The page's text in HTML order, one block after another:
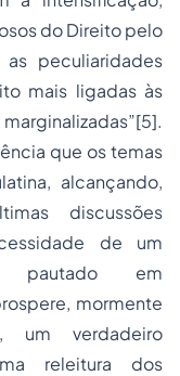
do Direito pelo
peculiaridades
mais ligadas às
que os temas
alcançando,
discussões
de um
pautado em
mormente
um verdadeiro
releitura dos